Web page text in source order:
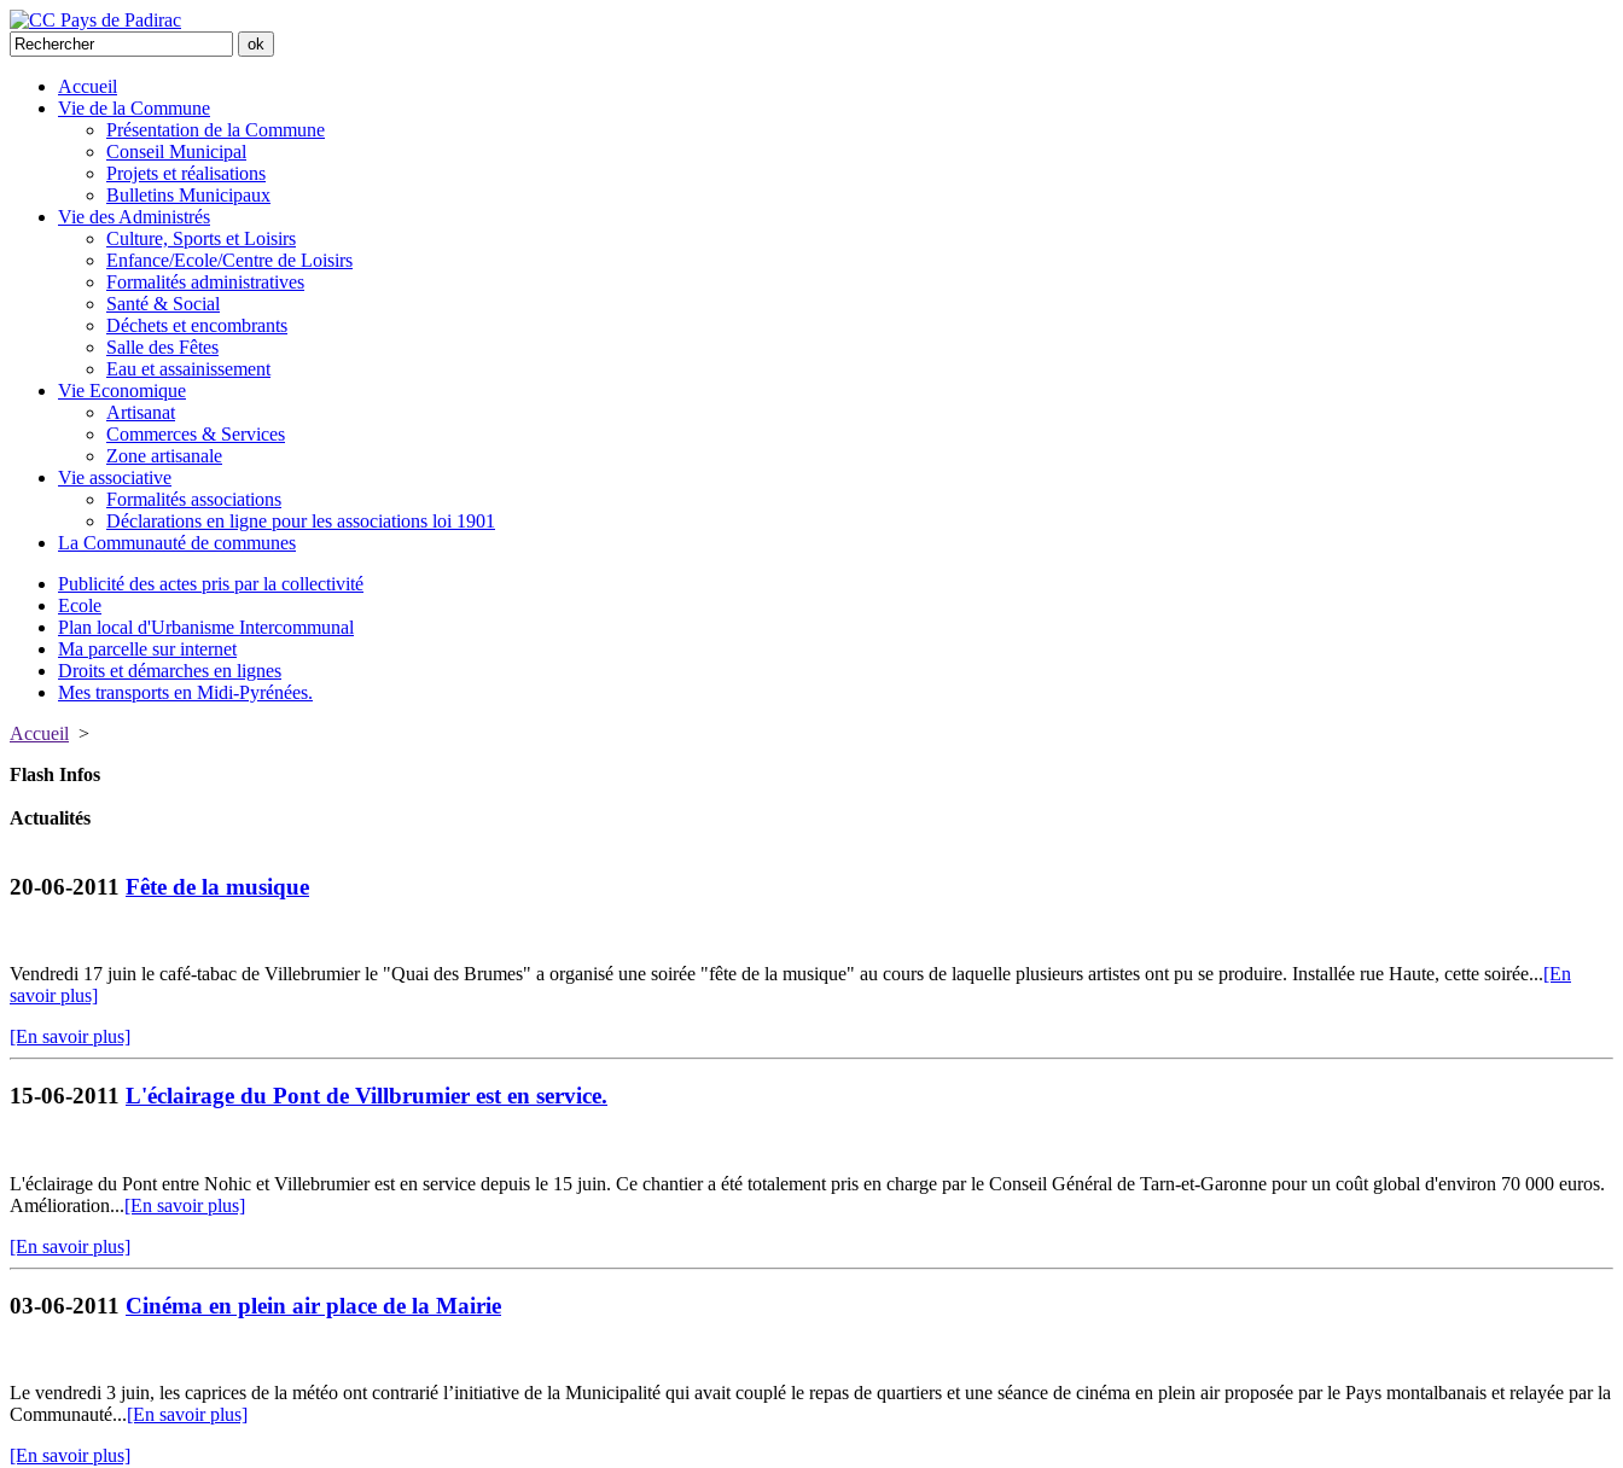
Accueil
Vie de la Commune
Présentation de la Commune
Conseil Municipal
Projets et réalisations
Bulletins Municipaux
Vie des Administrés
Culture, Sports et Loisirs
Enfance/Ecole/Centre de Loisirs
Formalités administratives
Santé & Social
Déchets et encombrants
Salle des Fêtes
Eau et assainissement
Vie Economique
Artisanat
Commerces & Services
Zone artisanale
Vie associative
Formalités associations
Déclarations en ligne pour les associations loi 1901
La Communauté de communes
Publicité des actes pris par la collectivité
Ecole
Plan local d'Urbanisme Intercommunal
Ma parcelle sur internet
Droits et démarches en lignes
Mes transports en Midi-Pyrénées.
Accueil >
Flash Infos
Actualités
20-06-2011 Fête de la musique
Vendredi 17 juin le café-tabac de Villebrumier le "Quai des Brumes" a organisé une soirée "fête de la musique" au cours de laquelle plusieurs artistes ont pu se produire. Installée rue Haute, cette soirée...[En
savoir plus]
[En savoir plus]
15-06-2011 L'éclairage du Pont de Villbrumier est en service.
L'éclairage du Pont entre Nohic et Villebrumier est en service depuis le 15 juin. Ce chantier a été totalement pris en charge par le Conseil Général de Tarn-et-Garonne pour un coût global d'environ 70 000 euros.
Amélioration...[En savoir plus]
[En savoir plus]
03-06-2011 Cinéma en plein air place de la Mairie
Le vendredi 3 juin, les caprices de la météo ont contrarié l’initiative de la Municipalité qui avait couplé le repas de quartiers et une séance de cinéma en plein air proposée par le Pays montalbanais et relayée par la
Communauté...[En savoir plus]
[En savoir plus]